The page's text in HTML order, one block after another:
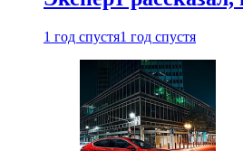
1 год спустя1 год спустя